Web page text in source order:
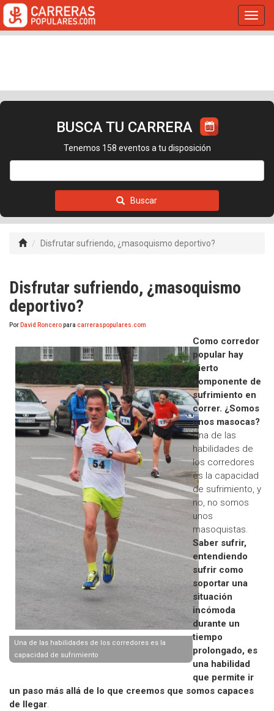
BUSCA TU CARRERA
Tenemos 158 eventos a tu disposición
Buscar
Disfrutar sufriendo, ¿masoquismo deportivo?
Disfrutar sufriendo, ¿masoquismo
deportivo?
Por David Ronceropara carreraspopulares.com
Una de las habilidades de los corredores es la
capacidad de sufrimiento
Como corredor
popular hay
cierto
componente de
sufrimiento en
correr. ¿Somos
unos masocas?
Una de las
habilidades de
los corredores
es la capacidad
de sufrimiento, y
no, no somos
unos
masoquistas.
Saber sufrir,
entendiendo
sufrir como
soportar una
situación
incómoda
durante un
tiempo
prolongado, es
una habilidad
que permite ir
un paso más allá de lo que creemos que somos capaces
de llegar.